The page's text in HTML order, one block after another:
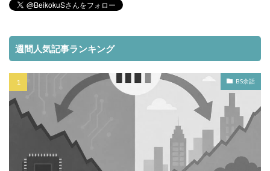
週間人気記事ランキング
BS余話